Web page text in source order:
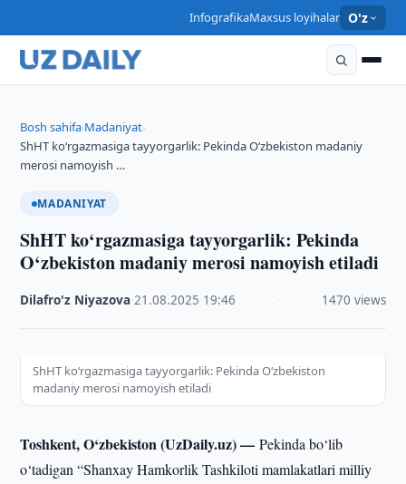
InfografikaMaxsus loyihalar O'z
Bosh sahifa›Madaniyat›
ShHT ko‘rgazmasiga tayyorgarlik: Pekinda O‘zbekiston madaniy
merosi namoyish …
MADANIYAT
ShHT ko‘rgazmasiga tayyorgarlik: Pekinda
O‘zbekiston madaniy merosi namoyish etiladi
Dilafro'z Niyazova ·21.08.2025 19:46 1470 views
ShHT ko‘rgazmasiga tayyorgarlik: Pekinda O‘zbekiston
madaniy merosi namoyish etiladi
Toshkent, O‘zbekiston (UzDaily.uz) —Pekinda bo‘lib
o‘tadigan “Shanxay Hamkorlik Tashkiloti mamlakatlari milliy